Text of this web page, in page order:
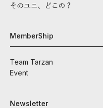
そのユニ、どこの？
MemberShip
Team Tarzan
Event
Newsletter